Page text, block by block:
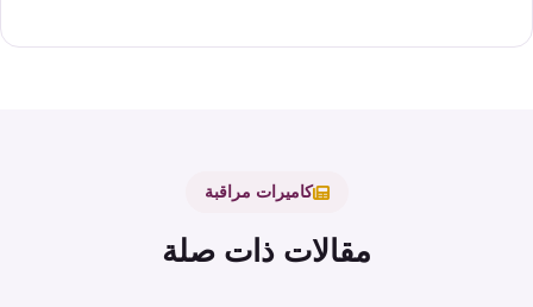
كاميرات مراقبة
مقالات ذات صلة